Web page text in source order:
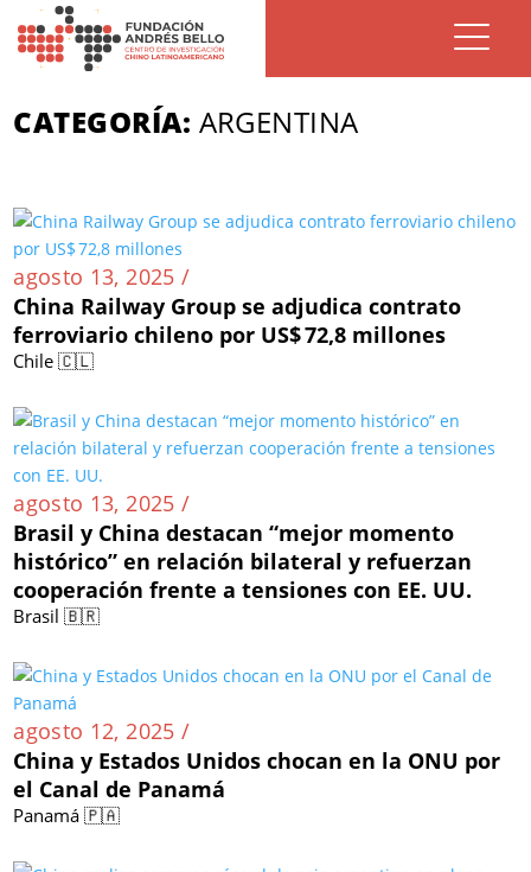
CATEGORÍA: ARGENTINA
agosto 13, 2025 /
China Railway Group se adjudica contrato
ferroviario chileno por US$ 72,8 millones
Chile 🇨🇱
agosto 13, 2025 /
Brasil y China destacan “mejor momento
histórico” en relación bilateral y refuerzan
cooperación frente a tensiones con EE. UU.
Brasil 🇧🇷
agosto 12, 2025 /
China y Estados Unidos chocan en la ONU por
el Canal de Panamá
Panamá 🇵🇦